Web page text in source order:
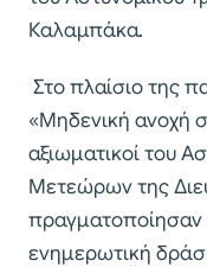
Καλαμπάκα.
Στο πλαίσιο της
«Μηδενική ανοχή
αξιωματικοί του
Μετεώρων της
πραγματοποίησαν
ενημερωτική